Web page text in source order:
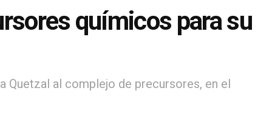
químicos para su
Quetzal al complejo de precursores, en el